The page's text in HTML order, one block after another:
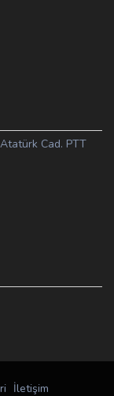
Cad. PTT
İletişim